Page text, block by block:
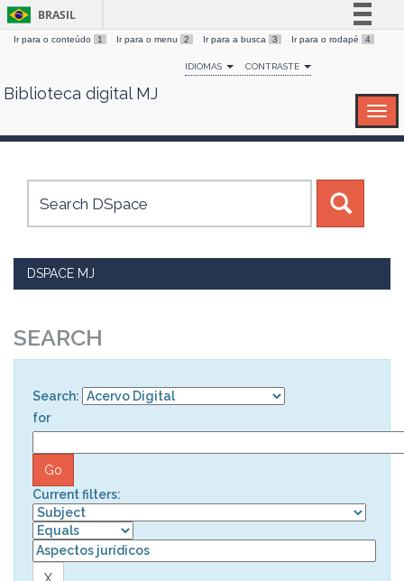
Skip
BRASIL
Simplifique!
Comunica BR
Canais
Ir para o conteúdo 1 Ir para o menu 2 Ir para a busca 3 Ir para o rodapé 4
IDIOMAS CONTRASTE
Biblioteca digital MJ
DSPACE MJ
SEARCH
Search:
for
Current filters: